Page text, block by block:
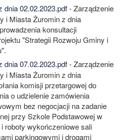
dnia 02.02.2023.pdf- Zarządzenie
i Miasta Żuromin z dnia
konsultacji
"Strategii Rozwoju Gminy i
dnia 07.02.2023.pdf- Zarządzenie
i Miasta Żuromin z dnia
komisji przetargowej do
o udzielenie zamówienia
bez negocjacji na zadanie
przy Szkole Podstawowej w
roboty wykończeniowe sali
parkingowymi i drogami